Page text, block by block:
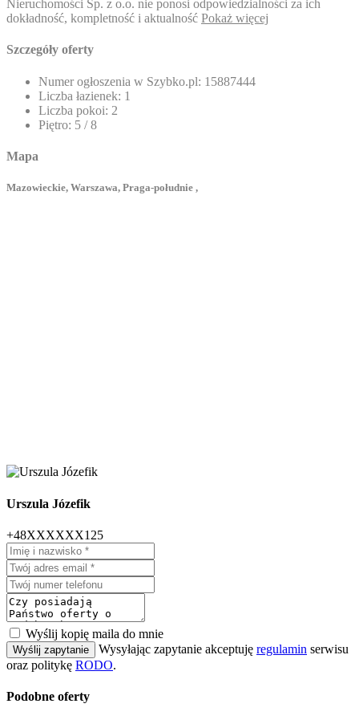
Nieruchomości Sp. z o.o. nie ponosi odpowiedzialności za ich
dokładność, kompletność i aktualność Pokaż więcej
Szczegóły oferty
Numer ogłoszenia w Szybko.pl: 15887444
Liczba łazienek: 1
Liczba pokoi: 2
Piętro: 5 / 8
Mapa
Mazowieckie, Warszawa, Praga-południe ,
Urszula Józefik
+48XXXXXX125
Wyślij kopię maila do mnie
Wyślij zapytanie Wysyłając zapytanie akceptuję regulamin serwisu
oraz politykę RODO.
Podobne oferty